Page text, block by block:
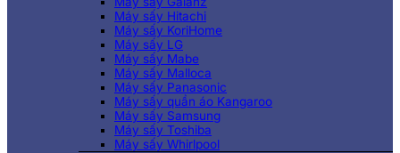
Máy sấy Hitachi
Máy sấy KoriHome
Máy sấy LG
Máy sấy Mabe
Máy sấy Malloca
Máy sấy Panasonic
Máy sấy quần áo Kangaroo
Máy sấy Samsung
Máy sấy Toshiba
Máy sấy Whirlpool